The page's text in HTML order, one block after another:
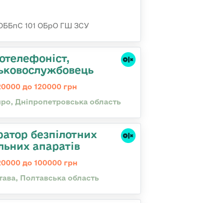
101 ОБрО ГШ ЗСУ
до 120000 грн
Дніпропетровська область
безпілотних
апаратів
до 100000 грн
Полтавська область